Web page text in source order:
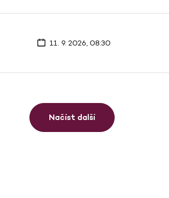
11. 9. 2026, 08:30
Načíst další